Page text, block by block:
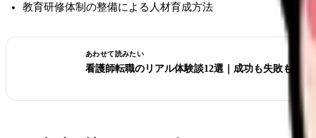
教育研修体制の整備による人材育成方法
あわせて読みたい
看護師転職のリアル体験談12選｜成功も失敗も全部